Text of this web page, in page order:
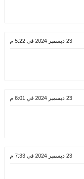
23 ديسمبر 2024 في 5:22 م
23 ديسمبر 2024 في 6:01 م
23 ديسمبر 2024 في 7:33 م